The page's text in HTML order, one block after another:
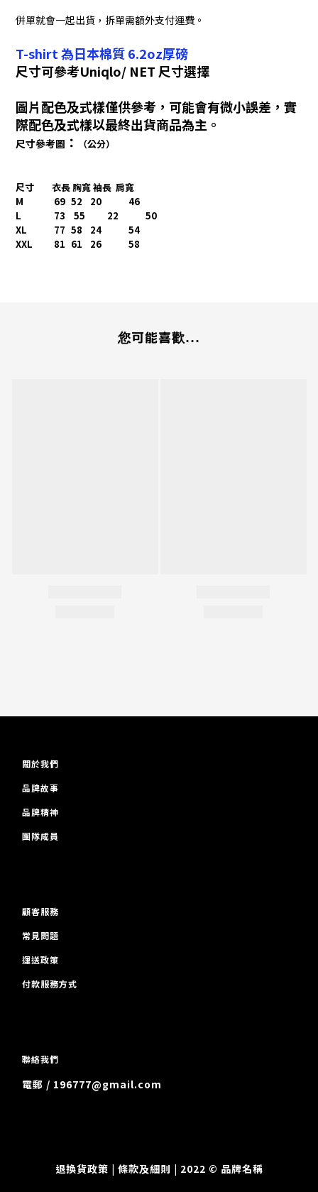
併單就會一起出貨，拆單需額外支付運費。
T-shirt 為日本棉質 6.2oz厚磅
尺寸可參考Uniqlo/ NET 尺寸選擇
圖片配色及式樣僅供參考，可能會有微小誤差，實
際配色及式樣以最終出貨商品為主。
尺寸參考圖 ： （公分）
尺寸
衣長 胸寬 袖長 肩寬
M
69 52 20
46
L
73 55 22
50
XL
77 58 24
54
XXL 81 61 26 58
您可能喜歡...
關於我們
品牌故事
品牌精神
團隊成員
顧客服務
常見問題
運送政策
付款服務方式
聯絡我們
電郵 / 196777@gmail.com
退換貨政策 | 條款及細則 | 2022 © 品牌名稱